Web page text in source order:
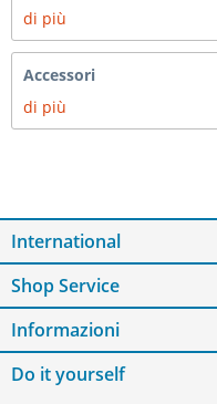
di più
Accessori
di più
International
Shop Service
Informazioni
Do it yourself